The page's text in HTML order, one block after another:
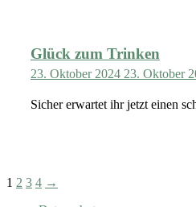
Glück zum Trinken
23. Oktober 2024 23. Oktober
Sicher erwartet ihr jetzt einen
Pagination
1 2 3 4 →